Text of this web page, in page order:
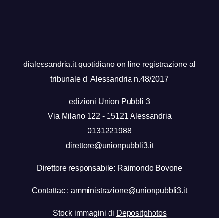
dialessandria.it quotidiano on line registrazione al
tribunale di Alessandria n.48/2017
edizioni Union Pubbli 3
Via Milano 122 - 15121 Alessandria
0131221988
direttore@unionpubbli3.it
Direttore responsabile: Raimondo Bovone
Contattaci: amministrazione@unionpubbli3.it
Stock immagini di Depositphotos